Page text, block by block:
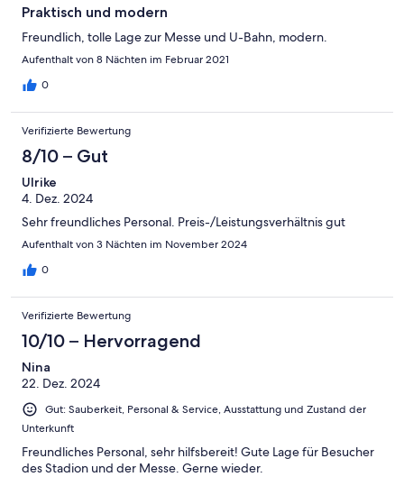
Praktisch und modern
Freundlich, tolle Lage zur Messe und U-Bahn, modern.
Aufenthalt von 8 Nächten im Februar 2021
0
Verifizierte Bewertung
8/10 – Gut
Ulrike
4. Dez. 2024
Sehr freundliches Personal. Preis-/Leistungsverhältnis gut
Aufenthalt von 3 Nächten im November 2024
0
Verifizierte Bewertung
10/10 – Hervorragend
Nina
22. Dez. 2024
Gut: Sauberkeit, Personal & Service, Ausstattung und Zustand der
Unterkunft
Freundliches Personal, sehr hilfsbereit! Gute Lage für Besucher
des Stadion und der Messe. Gerne wieder.